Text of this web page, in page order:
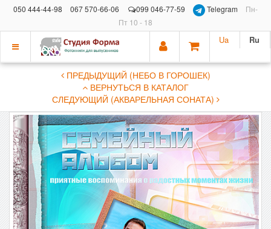
050 444-44-98 067 570-66-06 099 046-77-59 Telegram
Пн-
Пт 10 - 18
Показать
Ua Ru
ПРЕДЫДУЩИЙ (НЕБО В ГОРОШЕК)
ВЕРНУТЬСЯ В КАТАЛОГ
СЛЕДУЮЩИЙ (АКВАРЕЛЬНАЯ СОНАТА)